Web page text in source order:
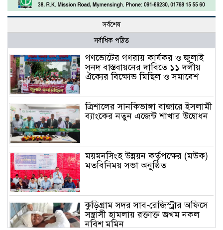
সর্বশেষ
সর্বাধিক পঠিত
গণভোটের গণরায় কার্যকর ও জুলাই
সনদ বাস্তবায়নের দাবিতে ১১ দলীয়
ঐক্যের বিক্ষোভ মিছিল ও সমাবেশ
ত্রিশালের সানকিভাঙ্গা বাজারে ইসলামী
ব্যাংকের নতুন এজেন্ট শাখার উদ্বোধন
ময়মনসিংহ উন্নয়ন কর্তৃপক্ষের (মউক)
মতবিনিময় সভা অনুষ্ঠিত
কুড়িগ্রাম সদর সাব-রেজিস্ট্রার অফিসে
সন্ত্রাসী হামলায় রক্তাক্ত জখম নকল
নবিশ মমিন